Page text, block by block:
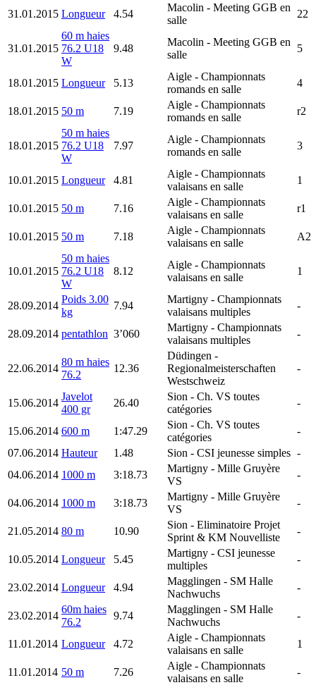
31.01.2015 Longueur 4.54
Macolin - Meeting GGB en
salle
22
31.01.2015
60 m haies
76.2 U18
W
9.48
Macolin - Meeting GGB en
salle
5
18.01.2015 Longueur 5.13
Aigle - Championnats
romands en salle
4
18.01.2015 50 m 7.19
Aigle - Championnats
romands en salle
r2
18.01.2015
50 m haies
76.2 U18
W
7.97
Aigle - Championnats
romands en salle
3
10.01.2015 Longueur 4.81
Aigle - Championnats
valaisans en salle
1
10.01.2015 50 m 7.16
Aigle - Championnats
valaisans en salle
r1
10.01.2015 50 m 7.18
Aigle - Championnats
valaisans en salle
A2
10.01.2015
50 m haies
76.2 U18
W
8.12
Aigle - Championnats
valaisans en salle
1
28.09.2014
Poids 3.00
kg
7.94
Martigny - Championnats
valaisans multiples
-
28.09.2014 pentathlon 3’060
Martigny - Championnats
valaisans multiples
-
22.06.2014
80 m haies
76.2
12.36
Düdingen -
Regionalmeisterschaften
Westschweiz
-
15.06.2014
Javelot
400 gr
26.40
Sion - Ch. VS toutes
catégories
-
15.06.2014 600 m 1:47.29
Sion - Ch. VS toutes
catégories
-
07.06.2014 Hauteur 1.48 Sion - CSI jeunesse simples -
04.06.2014 1000 m 3:18.73
Martigny - Mille Gruyère
VS
-
04.06.2014 1000 m 3:18.73
Martigny - Mille Gruyère
VS
-
21.05.2014 80 m 10.90
Sion - Eliminatoire Projet
Sprint & KM Nouvelliste
-
10.05.2014 Longueur 5.45
Martigny - CSI jeunesse
multiples
-
23.02.2014 Longueur 4.94
Magglingen - SM Halle
Nachwuchs
-
23.02.2014
60m haies
76.2
9.74
Magglingen - SM Halle
Nachwuchs
-
11.01.2014 Longueur 4.72
Aigle - Championnats
valaisans en salle
1
11.01.2014 50 m 7.26
Aigle - Championnats
valaisans en salle
-